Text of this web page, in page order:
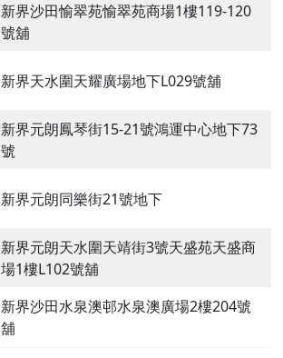
新界沙田愉翠苑愉翠苑商場1樓119-120
號舖
新界天水圍天耀廣場地下L029號舖
新界元朗鳳琴街15-21號鴻運中心地下73
號
新界元朗同樂街21號地下
新界元朗天水圍天靖街3號天盛苑天盛商
場1樓L102號舖
新界沙田水泉澳邨水泉澳廣場2樓204號
舖